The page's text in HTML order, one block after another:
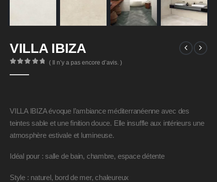
VILLA IBIZA
( Il n’y a pas encore d’avis. )
VILLA IBIZA évoque l’ambiance méditerranéenne avec des
teintes sable et une finition douce. Elle insuffle aux intérieurs une
atmosphère estivale et lumineuse.
Idéal pour : salle de bain, chambre, espace détente
Style : naturel, bord de mer, chaleureux